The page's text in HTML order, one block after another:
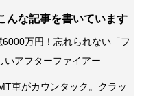
んな記事を書いています
万円！忘れられない「フ
いアフターファイアー
車がカウンタック。クラッ